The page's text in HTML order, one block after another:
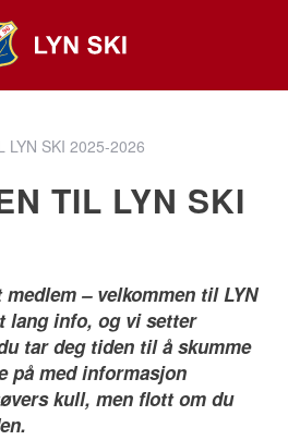
LYN SKI 2025-2026
TIL LYN SKI
– velkommen til LYN
lang info, og vi setter
tar deg tiden til å skumme
på med informasjon
kull, men flott om du